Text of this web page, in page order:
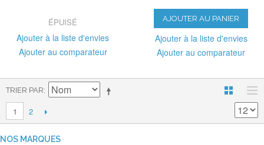
ÉPUISÉ
Ajouter à la liste d'envies
Ajouter au comparateur
AJOUTER AU PANIER
Ajouter à la liste d'envies
Ajouter au comparateur
TRIER PAR
1 2
NOS MARQUES